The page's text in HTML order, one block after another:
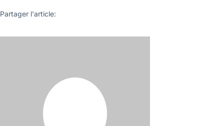
Partager l'article: